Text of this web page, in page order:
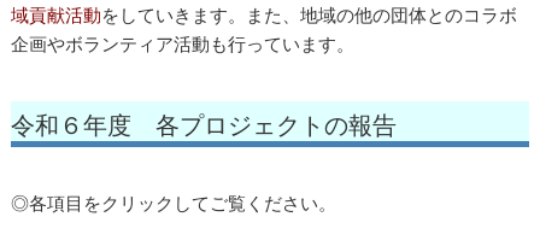
域貢献活動をしていきます。また、地域の他の団体とのコラボ
企画やボランティア活動も行っています。
令和６年度 各プロジェクトの報告
◎各項目をクリックしてご覧ください。